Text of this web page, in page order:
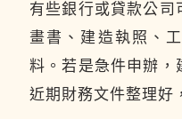
有些銀行或貸款公司
畫書、建造執照、
料。若是急件申辦，
近期財務文件整理好